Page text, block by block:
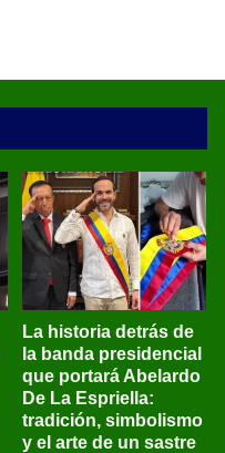
La historia detrás de
la banda presidencial
que portará Abelardo
De La Espriella:
tradición, simbolismo
y el arte de un sastre